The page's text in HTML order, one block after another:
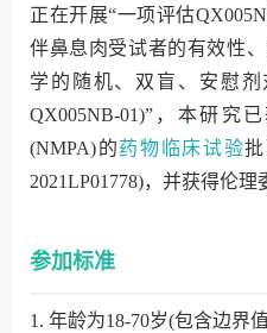
正在开展“一项评估
伴鼻息肉受试者的有效性
学的随机、双盲、安慰
QX005NB-01)”，本研究
(NMPA)的药物临床试验
2021LP01778)，并获得伦理
参加标准
1. 年龄为18-70岁(包含边界